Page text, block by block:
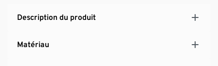
Description du produit
Matériau